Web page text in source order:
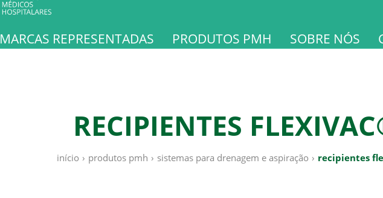
MARCAS REPRESENTADAS PRODUTOS PMH SOBRE NÓS
RECIPIENTES
início › produtos pmh › sistemas para drenagem e aspiração › recipientes